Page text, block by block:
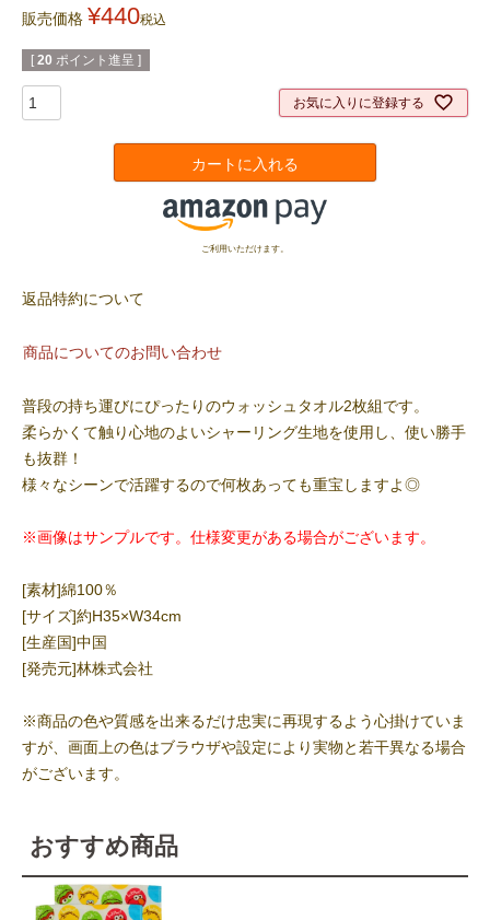
販売価格 ¥440税込
[ 20 ポイント進呈 ]
お気に入りに登録する
カートに入れる
ご利用いただけます。
返品特約について
商品についてのお問い合わせ
普段の持ち運びにぴったりのウォッシュタオル2枚組です。
柔らかくて触り心地のよいシャーリング生地を使用し、使い勝手
も抜群！
様々なシーンで活躍するので何枚あっても重宝しますよ◎
※画像はサンプルです。仕様変更がある場合がございます。
[素材]綿100％
[サイズ]約H35×W34cm
[生産国]中国
[発売元]林株式会社
※商品の色や質感を出来るだけ忠実に再現するよう心掛けていま
すが、画面上の色はブラウザや設定により実物と若干異なる場合
がございます。
おすすめ商品